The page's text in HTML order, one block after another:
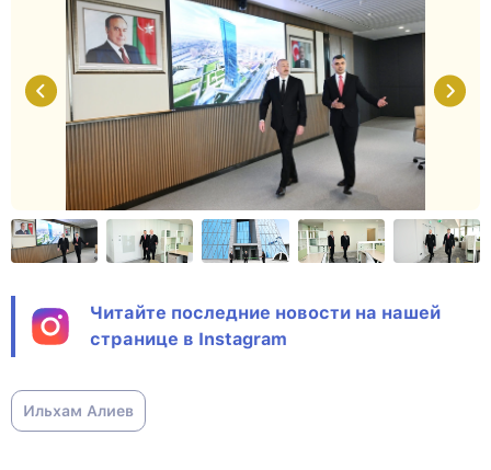
Читайте последние новости на нашей
странице в Instagram
Ильхам Алиев